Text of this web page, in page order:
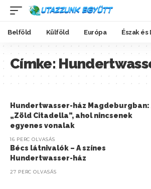
Belföld Külföld Európa Észak
Címke:
Hundertwasser-ház Magdeburgban:
„Zöld Citadella”, ahol nincsenek
egyenes vonalak
16 PERC OLVASÁS
Bécs látnivalók – A színes
Hundertwasser-ház
27 PERC OLVASÁS